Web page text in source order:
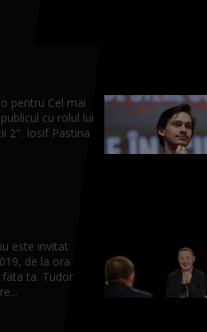
pentru Cel mai
cu rolul lui
2". Iosif Pastina
este invitat
de la ora
fata ta. Tudor